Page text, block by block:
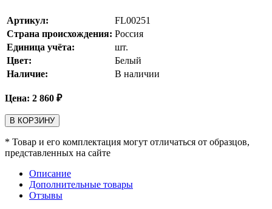
Артикул:
FL00251
Страна происхождения: Россия
Единица учёта:
шт.
Цвет:
Белый
Наличие:
В наличии
Цена: 2 860 ₽
В КОРЗИНУ
* Товар и его комплектация могут отличаться от образцов,
представленных на сайте
Описание
Дополнительные товары
Отзывы